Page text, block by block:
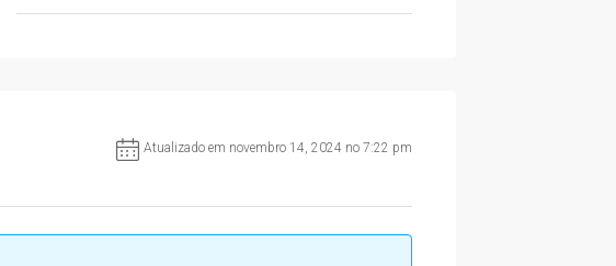
Atualizado em novembro 14, 2024 no 7:22 pm